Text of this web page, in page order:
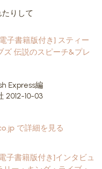
りして
子書籍版付き] スティー
ズ 伝説のスピーチ&プレ
Express編
2012-10-03
で詳細を見る
子書籍版付き]インタビュ